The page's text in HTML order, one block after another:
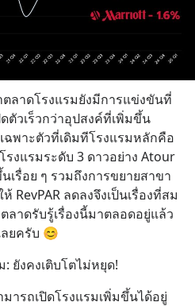
ลาดโรงแรมยังมีการแข่งขันที่
ตัวเร็วกว่าอุปสงค์ที่เพิ่มขึ้น
ฉพาะตัวที่เดิมทีโรงแรมหลักคือ
งแรมระดับ 3 ดาวอย่าง Atour
รื่อย ๆ รวมถึงการขยายสาขา
RevPAR ลดลงจึงเป็นเรื่องที่สม
ลาดรับรู้เรื่องนี้มาตลอดอยู่แล้ว
ลยครับ 😊
ยังคงเติบโตไม่หยุด!
ารถเปิดโรงแรมเพิ่มขึ้นได้อยู่